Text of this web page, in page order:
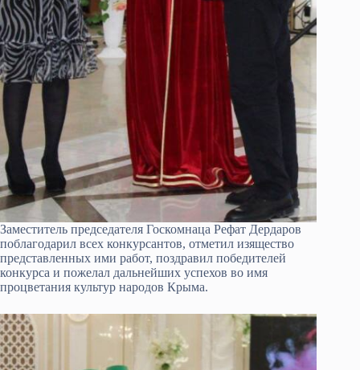
Заместитель председателя Госкомнаца Рефат Дердаров
поблагодарил всех конкурсантов, отметил изящество
представленных ими работ, поздравил победителей
конкурса и пожелал дальнейших успехов во имя
процветания культур народов Крыма.